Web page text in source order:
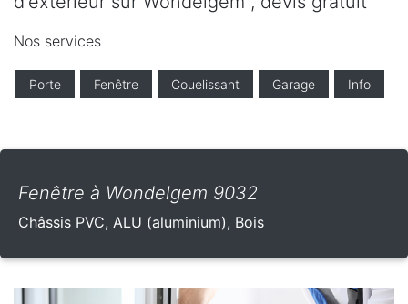
Nos services
Porte Fenêtre Couelissant Garage Info
Fenêtre à Wondelgem 9032
Châssis PVC, ALU (aluminium), Bois